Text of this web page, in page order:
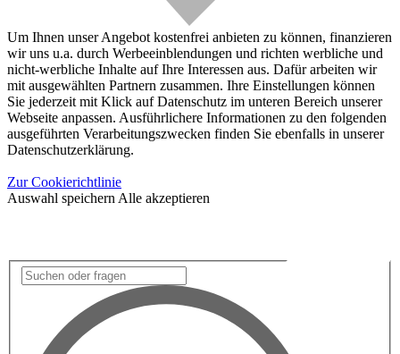
Um Ihnen unser Angebot kostenfrei anbieten zu können, finanzieren
wir uns u.a. durch Werbeeinblendungen und richten werbliche und
nicht-werbliche Inhalte auf Ihre Interessen aus. Dafür arbeiten wir
mit ausgewählten Partnern zusammen. Ihre Einstellungen können
Sie jederzeit mit Klick auf Datenschutz im unteren Bereich unserer
Webseite anpassen. Ausführlichere Informationen zu den folgenden
ausgeführten Verarbeitungszwecken finden Sie ebenfalls in unserer
Datenschutzerklärung.
Zur Cookierichtlinie
Auswahl speichern Alle akzeptieren